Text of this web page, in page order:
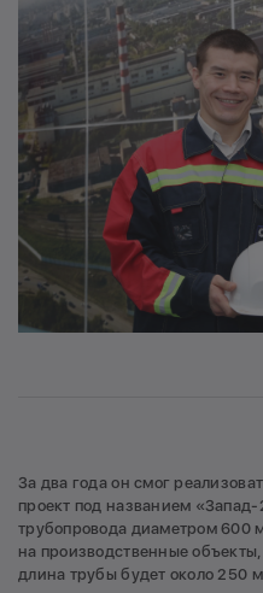
За два года он смог
проект под названием «Запад-
трубопровода диаметром 600
на производственные
длина трубы будет около 250